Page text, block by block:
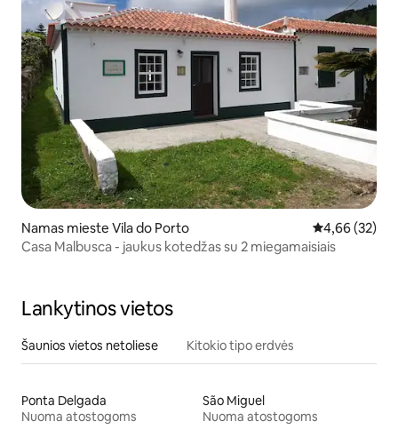
Namas mieste Vila do Porto Vidutinis
4,66 (32)
Casa Malbusca - jaukus kotedžas su 2 miegamaisiais
Lankytinos vietos
Šaunios vietos netoliese Kitokio tipo erdvės
Ponta Delgada
Nuoma atostogoms
São Miguel
Nuoma atostogoms